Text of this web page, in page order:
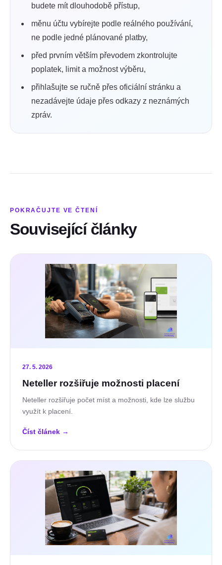
budete mít dlouhodobě přístup,
měnu účtu vybírejte podle reálného používání,
ne podle jedné plánované platby,
před prvním větším převodem zkontrolujte
poplatek, limit a možnost výběru,
přihlašujte se ručně přes oficiální stránku a
nezadávejte údaje přes odkazy z neznámých
zpráv.
POKRAČUJTE VE ČTENÍ
Související články
27. 5. 2026
Neteller rozšiřuje možnosti placení
Neteller rozšiřuje počet míst a možnosti, kde lze službu
využít k placení.
Číst článek →